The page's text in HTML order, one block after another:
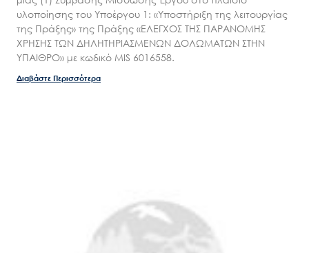
υλοποίησης του Υποέργου 1: «Υποστήριξη της λειτουργίας
της Πράξης» της Πράξης «ΕΛΕΓΧΟΣ ΤΗΣ ΠΑΡΑΝΟΜΗΣ
ΧΡΗΣΗΣ ΤΩΝ ΔΗΛΗΤΗΡΙΑΣΜΕΝΩΝ ΔΟΛΩΜΑΤΩΝ ΣΤΗΝ
ΥΠΑΙΘΡΟ» με κωδικό MIS 6016558.
Διαβάστε Περισσότερα